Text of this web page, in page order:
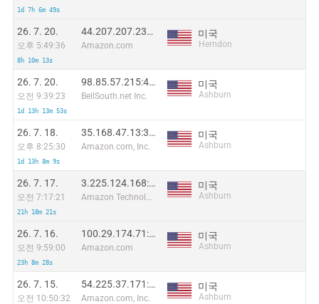
1d 7h 6m 49s
26. 7. 20.
오후 5:49:36
8h 10m 13s
44.207.207.230:34502
Amazon.com
미국
Herndon
26. 7. 20.
오전 9:39:23
1d 13h 13m 53s
98.85.57.215:42610
BellSouth.net Inc.
미국
Ashburn
26. 7. 18.
오후 8:25:30
1d 13h 8m 9s
35.168.47.13:34566
Amazon.com, Inc.
미국
Ashburn
26. 7. 17.
오전 7:17:21
21h 18m 21s
3.225.124.168:14988
Amazon Technologies Inc.
미국
Ashburn
26. 7. 16.
오전 9:59:00
23h 8m 28s
100.29.174.71:51846
Amazon.com
미국
Ashburn
26. 7. 15.
오전 10:50:32
54.225.37.171:62325
Amazon.com, Inc.
미국
Ashburn